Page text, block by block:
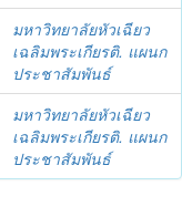
มหาวิทยาลัยหัวเฉียว
เฉลิมพระเกียรติ. แผนก
ประชาสัมพันธ์
มหาวิทยาลัยหัวเฉียว
เฉลิมพระเกียรติ. แผนก
ประชาสัมพันธ์